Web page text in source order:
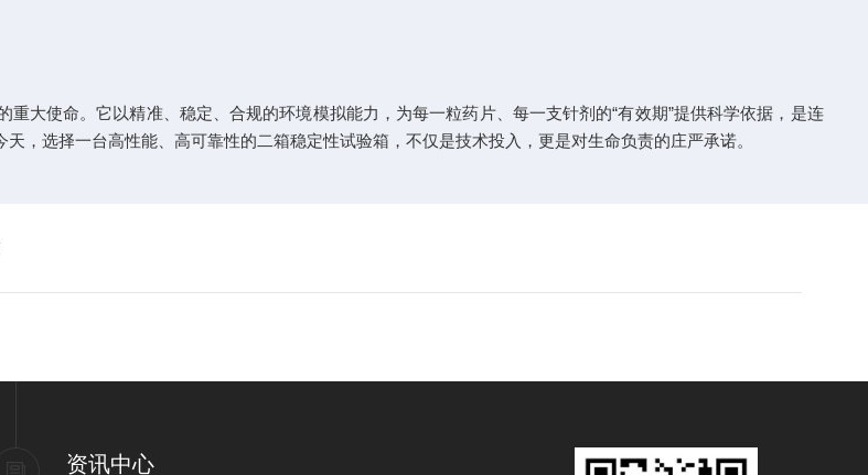
大使命。它以精准、稳定、合规的环境模拟能力，为每一粒药片、每一支针剂的“有效期”提供科学依据，是连
，选择一台高性能、高可靠性的二箱稳定性试验箱，不仅是技术投入，更是对生命负责的庄严承诺。
资讯中心